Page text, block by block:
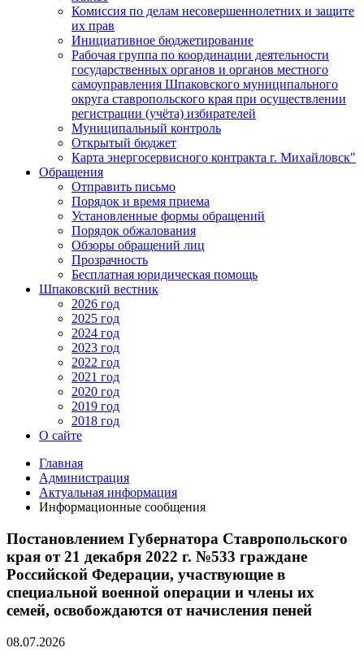
Комиссия по делам несовершеннолетних и защите
их прав
Инициативное бюджетирование
Рабочая группа по координации деятельности
государственных органов и органов местного
самоуправления Шпаковского муниципального
округа ставропольского края при осуществлении
регистрации (учёта) избирателей
Муниципальный контроль
Открытый бюджет
Карта энергосервисного контракта г. Михайловск"
Обращения
Отправить письмо
Порядок и время приема
Установленные формы обращений
Порядок обжалования
Обзоры обращений лиц
Прозрачность
Бесплатная юридическая помощь
Шпаковский вестник
2026 год
2025 год
2024 год
2023 год
2022 год
2021 год
2020 год
2019 год
2018 год
О сайте
Главная
Администрация
Актуальная информация
Информационные сообщения
Постановлением Губернатора Ставропольского
края от 21 декабря 2022 г. №533 граждане
Российской Федерации, участвующие в
специальной военной операции и члены их
семей, освобождаются от начисления пеней
08.07.2026